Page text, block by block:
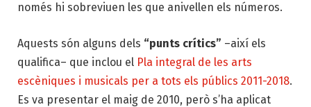
només hi sobreviuen les que anivellen els números.
Aquests són alguns dels “punts crítics” –així els
qualifica– que inclou el Pla integral de les arts
escèniques i musicals per a tots els públics 2011-2018.
Es va presentar el maig de 2010, però s’ha aplicat